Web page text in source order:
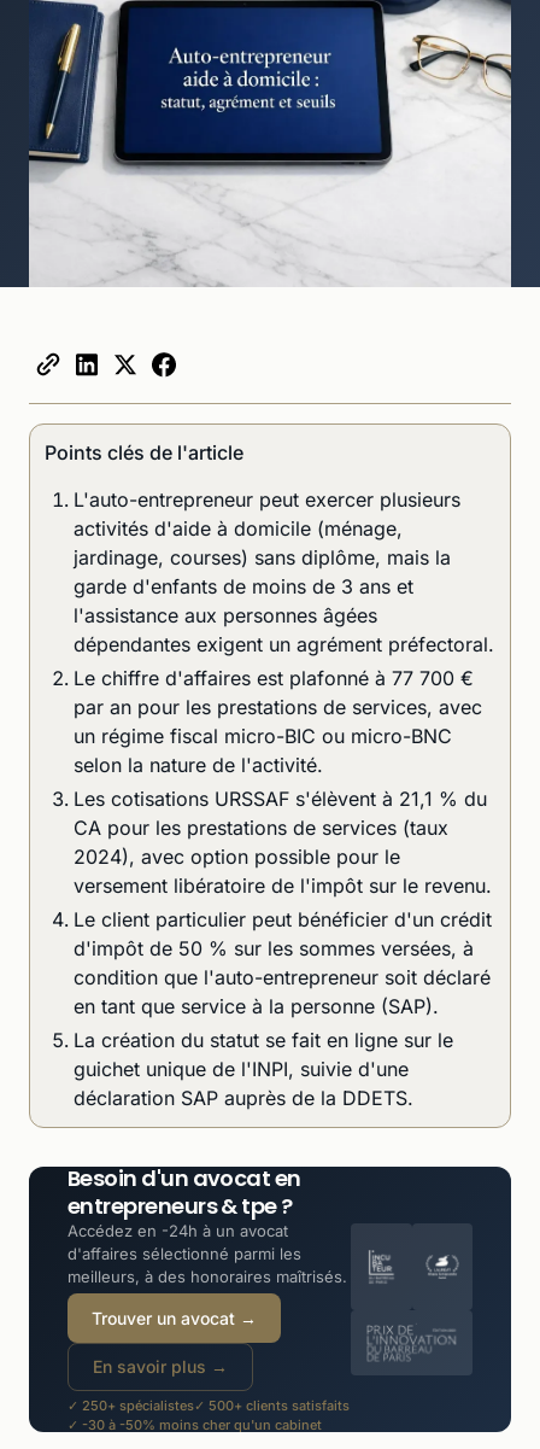
Points clés de l'article
L'auto-entrepreneur peut exercer plusieurs
activités d'aide à domicile (ménage,
jardinage, courses) sans diplôme, mais la
garde d'enfants de moins de 3 ans et
l'assistance aux personnes âgées
dépendantes exigent un agrément préfectoral.
Le chiffre d'affaires est plafonné à 77 700 €
par an pour les prestations de services, avec
un régime fiscal micro-BIC ou micro-BNC
selon la nature de l'activité.
Les cotisations URSSAF s'élèvent à 21,1 % du
CA pour les prestations de services (taux
2024), avec option possible pour le
versement libératoire de l'impôt sur le revenu.
Le client particulier peut bénéficier d'un crédit
d'impôt de 50 % sur les sommes versées, à
condition que l'auto-entrepreneur soit déclaré
en tant que service à la personne (SAP).
La création du statut se fait en ligne sur le
guichet unique de l'INPI, suivie d'une
déclaration SAP auprès de la DDETS.
Besoin d'un avocat en
entrepreneurs & tpe ?
Accédez en -24h à un avocat
d'affaires sélectionné parmi les
meilleurs, à des honoraires maîtrisés.
Trouver un avocat →
En savoir plus →
✓ 250+ spécialistes✓ 500+ clients satisfaits
✓ -30 à -50% moins cher qu'un cabinet